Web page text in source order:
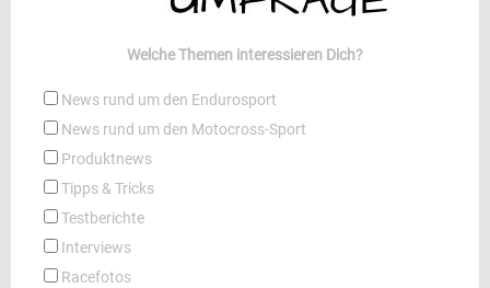
Welche Themen interessieren Dich?
News rund um den Endurosport
News rund um den Motocross-Sport
Produktnews
Tipps & Tricks
Testberichte
Interviews
Racefotos